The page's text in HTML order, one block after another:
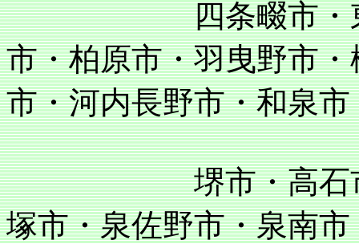
四条畷市・東大
市・柏原市・羽曳野市
市・河内長野市・和泉市
堺市・高石市・泉
塚市・泉佐野市・泉南